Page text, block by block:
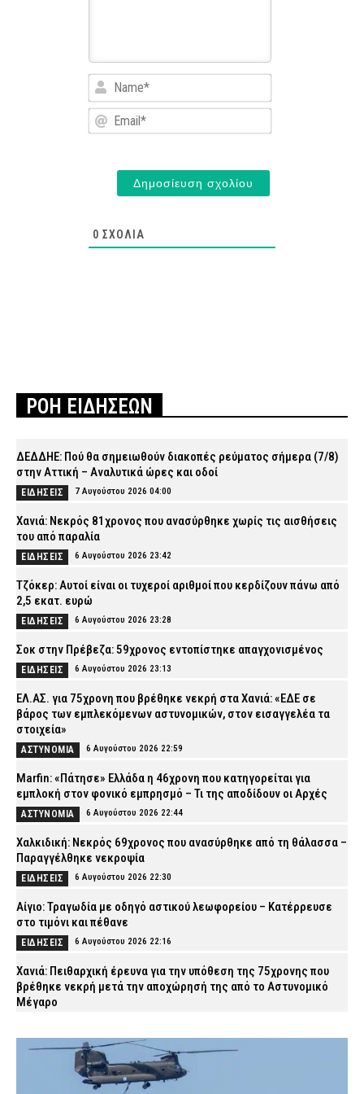
Name*
Email*
0 ΣΧΌΛΙΑ
ΡΟΗ ΕΙΔΗΣΕΩΝ
ΔΕΔΔΗΕ: Πού θα σημειωθούν διακοπές ρεύματος σήμερα (7/8)
στην Αττική – Αναλυτικά ώρες και οδοί
ΕΙΔΗΣΕΙΣ 7 Αυγούστου 2026 04:00
Χανιά: Νεκρός 81χρονος που ανασύρθηκε χωρίς τις αισθήσεις
του από παραλία
ΕΙΔΗΣΕΙΣ 6 Αυγούστου 2026 23:42
Τζόκερ: Αυτοί είναι οι τυχεροί αριθμοί που κερδίζουν πάνω από
2,5 εκατ. ευρώ
ΕΙΔΗΣΕΙΣ 6 Αυγούστου 2026 23:28
Σοκ στην Πρέβεζα: 59χρονος εντοπίστηκε απαγχονισμένος
ΕΙΔΗΣΕΙΣ 6 Αυγούστου 2026 23:13
ΕΛ.ΑΣ. για 75χρονη που βρέθηκε νεκρή στα Χανιά: «ΕΔΕ σε
βάρος των εμπλεκόμενων αστυνομικών, στον εισαγγελέα τα
στοιχεία»
ΑΣΤΥΝΟΜΙΑ 6 Αυγούστου 2026 22:59
Marfin: «Πάτησε» Ελλάδα η 46χρονη που κατηγορείται για
εμπλοκή στον φονικό εμπρησμό – Τι της αποδίδουν οι Αρχές
ΑΣΤΥΝΟΜΙΑ 6 Αυγούστου 2026 22:44
Χαλκιδική: Νεκρός 69χρονος που ανασύρθηκε από τη θάλασσα –
Παραγγέλθηκε νεκροψία
ΕΙΔΗΣΕΙΣ 6 Αυγούστου 2026 22:30
Αίγιο: Τραγωδία με οδηγό αστικού λεωφορείου – Κατέρρευσε
στο τιμόνι και πέθανε
ΕΙΔΗΣΕΙΣ 6 Αυγούστου 2026 22:16
Χανιά: Πειθαρχική έρευνα για την υπόθεση της 75χρονης που
βρέθηκε νεκρή μετά την αποχώρησή της από το Αστυνομικό
Μέγαρο
Εύβοια: Νεκρός ο 35χρονος που πάλευε για τη ζωή του μετά το
τροχαίο με αγριογούρουνο
6 Αυγούστου 2026 21:47